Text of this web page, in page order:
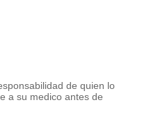
de quien lo
a su medico antes de